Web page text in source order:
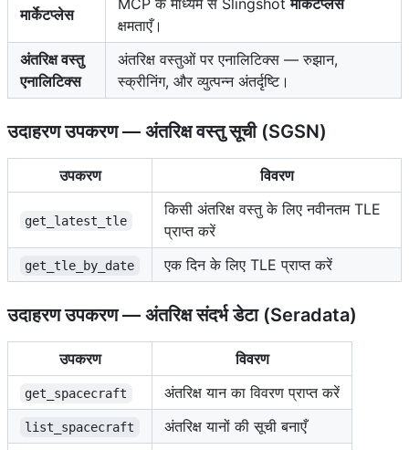
मार्केटप्लेस
MCP के माध्यम से Slingshotमार्केटप्लेस
क्षमताएँ।
अंतरिक्ष वस्तु
एनालिटिक्स
अंतरिक्ष वस्तुओं पर एनालिटिक्स — रुझान,
स्क्रीनिंग, और व्युत्पन्न अंतर्दृष्टि।
उदाहरण उपकरण — अंतरिक्ष वस्तु सूची (SGSN)
उपकरण विवरण
get_latest_tle
किसी अंतरिक्ष वस्तु के लिए नवीनतम TLE
प्राप्त करें
get_tle_by_date एक दिन के लिए TLE प्राप्त करें
उदाहरण उपकरण — अंतरिक्ष संदर्भ डेटा (Seradata)
उपकरण विवरण
get_spacecraft अंतरिक्ष यान का विवरण प्राप्त करें
list_spacecraft अंतरिक्ष यानों की सूची बनाएँ